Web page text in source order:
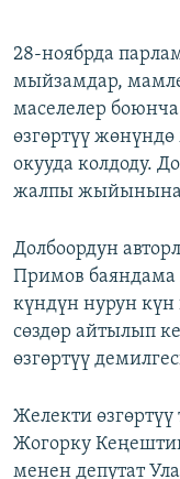
28-ноябрда
мыйзамдар,
маселелер
өзгөртүү
окууда колдоду.
жалпы жыйынына
Долбоордун
Примов баяндама
күндүн нурун күн
сөздөр айтылып
өзгөртүү
Желекти
Жогорку
менен депутат